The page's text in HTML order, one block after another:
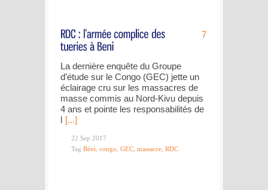
7
La dernière enquête du Groupe
d’étude sur le Congo (GEC) jette un
éclairage cru sur les massacres de
masse commis au Nord-Kivu depuis
4 ans et pointe les responsabilités de
l [...]
22 Sep 2017
Tag Béni congo GEC massacre RDC